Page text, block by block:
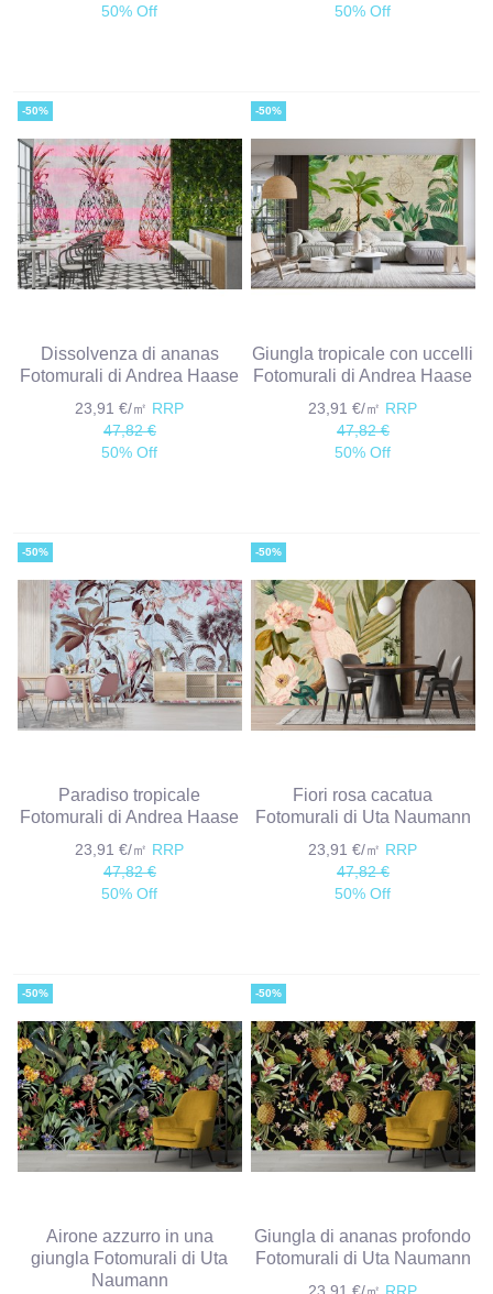
50% Off
50% Off
-50%
Dissolvenza di ananas
Fotomurali di Andrea Haase
23,91 €/㎡ RRP
47,82 €
50% Off
-50%
Giungla tropicale con uccelli
Fotomurali di Andrea Haase
23,91 €/㎡ RRP
47,82 €
50% Off
-50%
Paradiso tropicale
Fotomurali di Andrea Haase
23,91 €/㎡ RRP
47,82 €
50% Off
-50%
Fiori rosa cacatua
Fotomurali di Uta Naumann
23,91 €/㎡ RRP
47,82 €
50% Off
-50%
Airone azzurro in una
giungla Fotomurali di Uta
Naumann
-50%
Giungla di ananas profondo
Fotomurali di Uta Naumann